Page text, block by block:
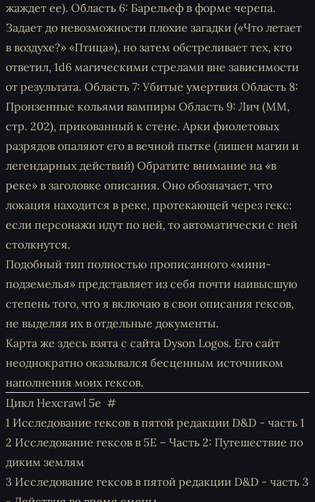
жаждет ее). Область 6: Барельеф в форме черепа.
Задает до невозможности плохие загадки («Что летает
в воздухе?» «Птица»), но затем обстреливает тех, кто
ответил, 1d6 магическими стрелами вне зависимости
от результата. Область 7: Убитые умертвия Область 8:
Пронзенные кольями вампиры Область 9: Лич (MM,
стр. 202), прикованный к стене. Арки фиолетовых
разрядов опаляют его в вечной пытке (лишен магии и
легендарных действий) Обратите внимание на «в
реке» в заголовке описания. Оно обозначает, что
локация находится в реке, протекающей через гекс:
если персонажи идут по ней, то автоматически с ней
столкнутся.
Подобный тип полностью прописанного «мини-
подземелья» представляет из себя почти наивысшую
степень того, что я включаю в свои описания гексов,
не выделяя их в отдельные документы.
Карта же здесь взята с сайта Dyson Logos. Его сайт
неоднократно оказывался бесценным источником
наполнения моих гексов.
Цикл Hexcrawl 5e
1 Исследование гексов в пятой редакции D&D - часть 1
2 Исследование гексов в 5E – Часть 2: Путешествие по
диким землям
3 Исследование гексов в пятой редакции D&D - часть 3